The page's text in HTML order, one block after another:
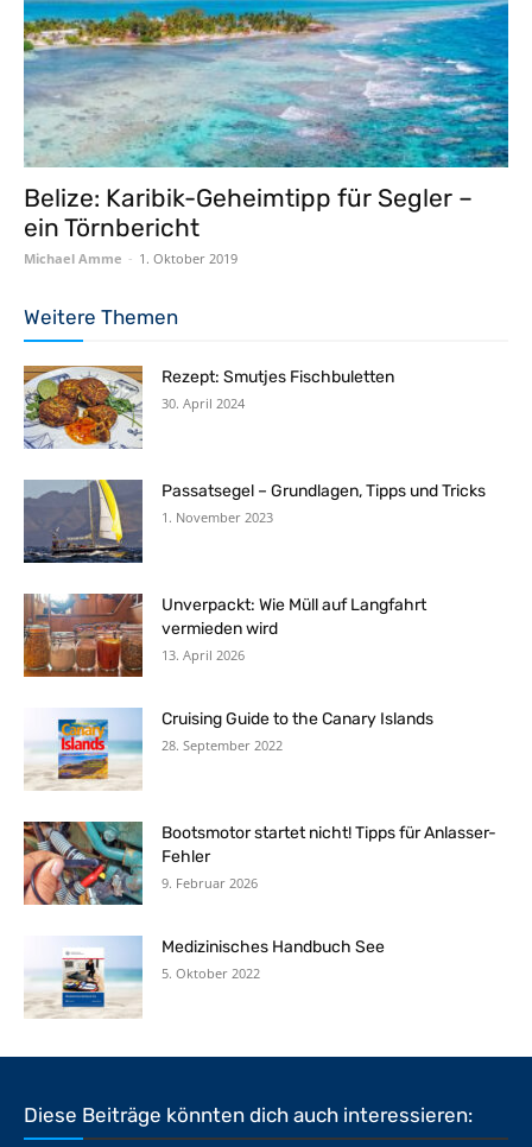
Belize: Karibik-Geheimtipp für Segler –
ein Törnbericht
Michael Amme - 1. Oktober 2019
Weitere Themen
Rezept: Smutjes Fischbuletten
30. April 2024
Passatsegel – Grundlagen, Tipps und Tricks
1. November 2023
Unverpackt: Wie Müll auf Langfahrt
vermieden wird
13. April 2026
Cruising Guide to the Canary Islands
28. September 2022
Bootsmotor startet nicht! Tipps für Anlasser-
Fehler
9. Februar 2026
Medizinisches Handbuch See
5. Oktober 2022
Diese Beiträge könnten dich auch interessieren: